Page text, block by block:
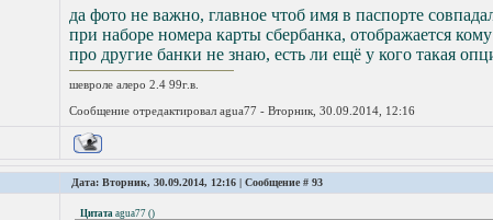
да фото не важно, главное чтоб имя в паспорте
при наборе номера карты сбербанка, отображается
про другие банки не знаю, есть ли ещё у кого такая
шевроле алеро 2.4 99г.в.
Сообщение отредактировал agua77 - Вторник, 30.09.2014, 12:16
Дата: Вторник, 30.09.2014, 12:16 | Сообщение # 93
Цитата agua77 ()